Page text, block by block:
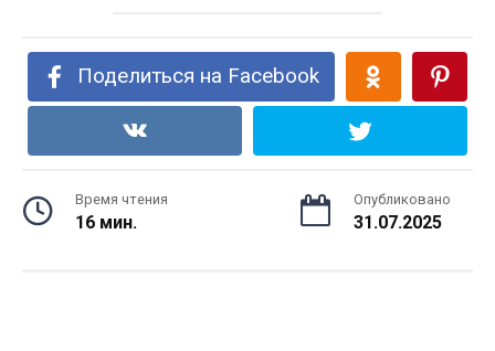
Поделиться на Facebook
Время чтения
16 мин.
Опубликовано
31.07.2025